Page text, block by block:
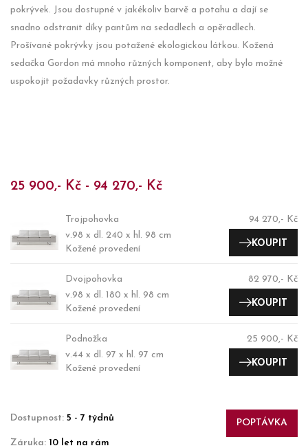
pokrývek. Jsou dostupné v jakékoliv barvě a potahu a dají se
snadno odstranit díky pantům na sedadlech a opěradlech.
Prošívané pokrývky jsou potažené ekologickou látkou. Kožená
sedačka Gordon má mnoho různých komponent, aby bylo možné
uspokojit požadavky různých prostor.
25 900,- Kč - 94 270,- Kč
Trojpohovka
v.98 x dl. 240 x hl. 98 cm
Kožené provedení
94 270,- Kč
KOUPIT
Dvojpohovka
v.98 x dl. 180 x hl. 98 cm
Kožené provedení
82 970,- Kč
KOUPIT
Podnožka
v.44 x dl. 97 x hl. 97 cm
Kožené provedení
25 900,- Kč
KOUPIT
POPTÁVKA
Dostupnost: 5 - 7 týdnů
Záruka: 10 let na rám